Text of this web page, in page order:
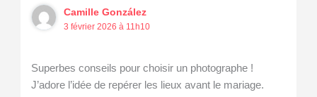
Camille González
3 février 2026 à 11h10
Superbes conseils pour choisir un photographe !
J’adore l’idée de repérer les lieux avant le mariage.